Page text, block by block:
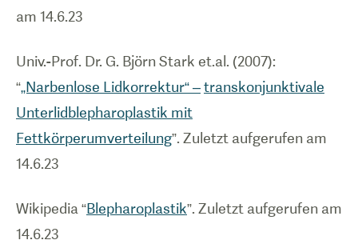
am 14.6.23
Univ.-Prof. Dr. G. Björn Stark et.al. (2007):
“„Narbenlose Lidkorrektur“ –transkonjunktivale
Unterlidblepharoplastik mit
Fettkörperumverteilung”. Zuletzt aufgerufen am
14.6.23
Wikipedia “Blepharoplastik”. Zuletzt aufgerufen am
14.6.23